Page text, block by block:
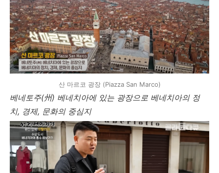
산 마르코 광장 (Piazza San Marco)
베네토주(州) 베네치아에 있는 광장으로 베네치아의 정
치, 경제, 문화의 중심지